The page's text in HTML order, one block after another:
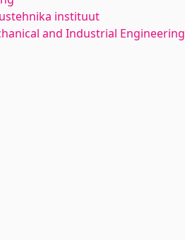
instituut
and Industrial Engineering